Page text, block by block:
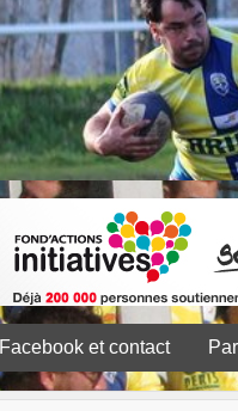
Facebook et contact